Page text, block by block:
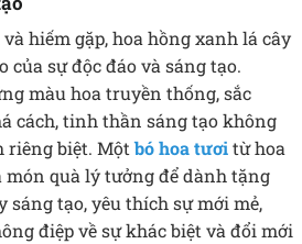
hiếm gặp, hoa hồng xanh lá cây
của sự độc đáo và sáng tạo.
màu hoa truyền thống, sắc
cách, tinh thần sáng tạo không
riêng biệt. Mộtbó hoa tươitừ hoa
món quà lý tưởng để dành tặng
tạo, yêu thích sự mới mẻ,
điệp về sự khác biệt và đổi mới